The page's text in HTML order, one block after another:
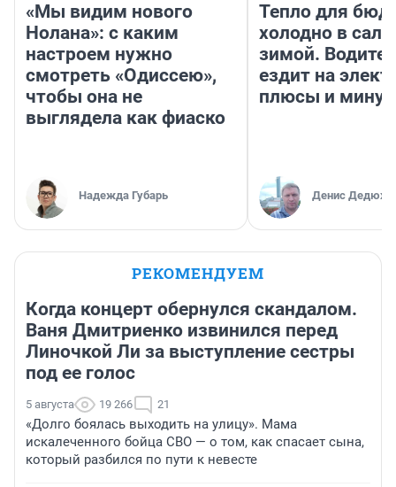
«Мы видим нового
Нолана»: с каким
настроем нужно
смотреть «Одиссею»,
чтобы она не
выглядела как фиаско
Надежда Губарь
Тепло для
холодно в
зимой.
ездит на
плюсы и
Денис
РЕКОМЕНДУЕМ
Когда концерт обернулся скандалом.
Ваня Дмитриенко извинился перед
Линочкой Ли за выступление сестры
под ее голос
5 августа 19 266 21
«Долго боялась выходить на улицу». Мама
искалеченного бойца СВО — о том, как спасает сына,
который разбился по пути к невесте